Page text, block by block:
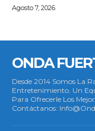
Agosto 7, 2026
ONDA
Desde 2014 Somos La
Entretenimiento. Un
Para Ofrecerle Los
Contáctanos: